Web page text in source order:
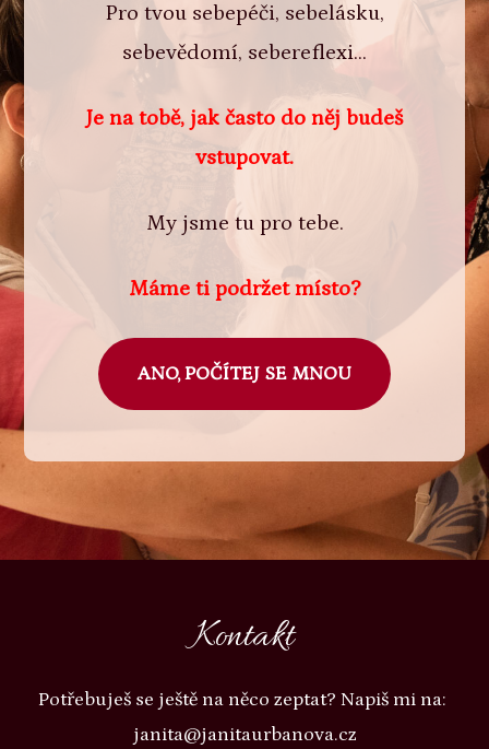
Pro tvou sebepéči, sebelásku,
sebevědomí, sebereflexi...
Je na tobě, jak často do něj budeš
vstupovat.
My jsme tu pro tebe.
Máme ti podržet místo?
ANO, POČÍTEJ SE MNOU
Kontakt
Potřebuješ se ještě na něco zeptat? Napiš mi na:
janita@janitaurbanova.cz